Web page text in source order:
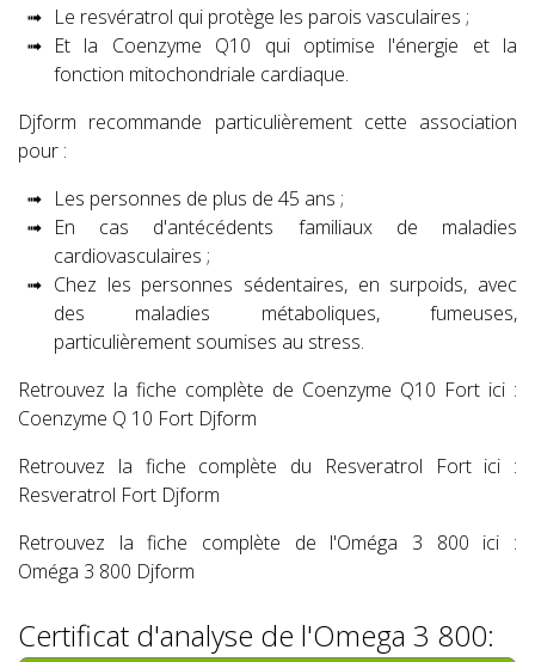
Le resvératrol qui protège les parois vasculaires ;
Et la Coenzyme Q10 qui optimise l'énergie et la
fonction mitochondriale cardiaque.
Djform recommande particulièrement cette association
pour :
Les personnes de plus de 45 ans ;
En cas d'antécédents familiaux de maladies
cardiovasculaires ;
Chez les personnes sédentaires, en surpoids, avec
des maladies métaboliques, fumeuses,
particulièrement soumises au stress.
Retrouvez la fiche complète de Coenzyme Q10 Fort ici :
Coenzyme Q 10 Fort Djform
Retrouvez la fiche complète du Resveratrol Fort ici :
Resveratrol Fort Djform
Retrouvez la fiche complète de l'Oméga 3 800 ici :
Oméga 3 800 Djform
Certificat d'analyse de l'Omega 3 800: